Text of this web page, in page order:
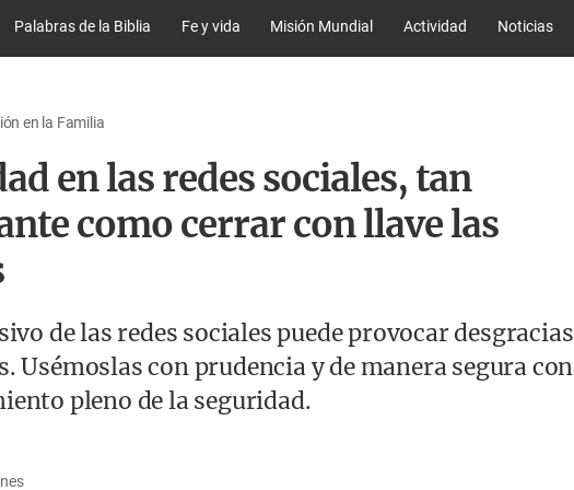
Palabras de la Biblia Fe y vida Misión Mundial Actividad Noticias
en la Familia
en las redes sociales, tan
como cerrar con llave las
de las redes sociales puede provocar desgracias
Usémoslas con prudencia y de manera segura con
pleno de la seguridad.